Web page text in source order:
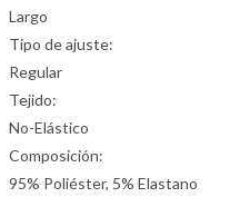
Largo
Tipo de ajuste:
Regular
Tejido:
No-Elástico
Composición:
95% Poliéster, 5% Elastano